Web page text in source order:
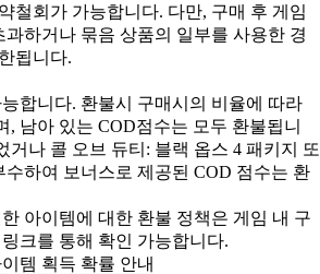
철회가 가능합니다. 다만, 구매 후 게임
하거나 묶음 상품의 일부를 사용한 경
됩니다.
합니다. 환불시 구매시의 비율에 따라
, 남아 있는 COD점수는 모두 환불됩니
거나 콜 오브 듀티: 블랙 옵스 4 패키지 또
수하여 보너스로 제공된 COD 점수는 환
아이템에 대한 환불 정책은 게임 내 구
크를 통해 확인 가능합니다.
템 획득 확률 안내